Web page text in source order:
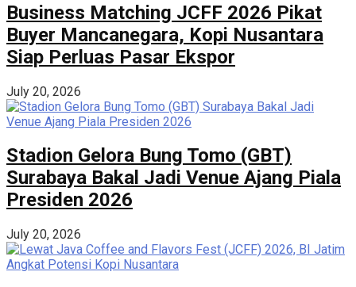
Business Matching JCFF 2026 Pikat
Buyer Mancanegara, Kopi Nusantara
Siap Perluas Pasar Ekspor
July 20, 2026
Stadion Gelora Bung Tomo (GBT)
Surabaya Bakal Jadi Venue Ajang Piala
Presiden 2026
July 20, 2026